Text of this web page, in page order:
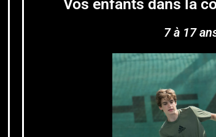
Vos enfants dans la
7 à 17